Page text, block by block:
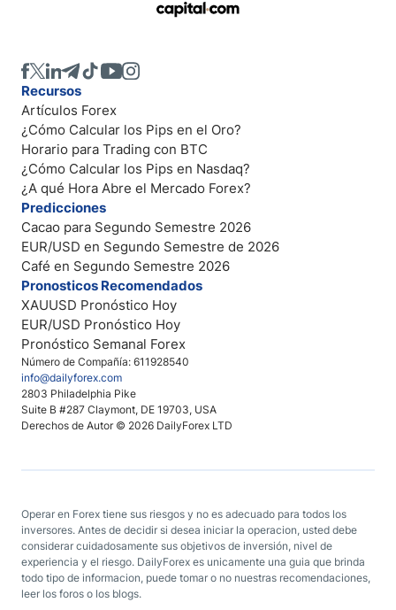
Número de Compañía: 611928540
info@dailyforex.com
2803 Philadelphia Pike
Suite B #287 Claymont, DE 19703, USA
Derechos de Autor © 2026 DailyForex LTD
Recursos
Artículos Forex
¿Cómo Calcular los Pips en el Oro?
Horario para Trading con BTC
¿Cómo Calcular los Pips en Nasdaq?
¿A qué Hora Abre el Mercado Forex?
Predicciones
Cacao para Segundo Semestre 2026
EUR/USD en Segundo Semestre de 2026
Café en Segundo Semestre 2026
Pronosticos Recomendados
XAUUSD Pronóstico Hoy
EUR/USD Pronóstico Hoy
Pronóstico Semanal Forex
Operar en Forex tiene sus riesgos y no es adecuado para todos los
inversores. Antes de decidir si desea iniciar la operacion, usted debe
considerar cuidadosamente sus objetivos de inversión, nivel de
experiencia y el riesgo. DailyForex es unicamente una guia que brinda
todo tipo de informacion, puede tomar o no nuestras recomendaciones,
leer los foros o los blogs.